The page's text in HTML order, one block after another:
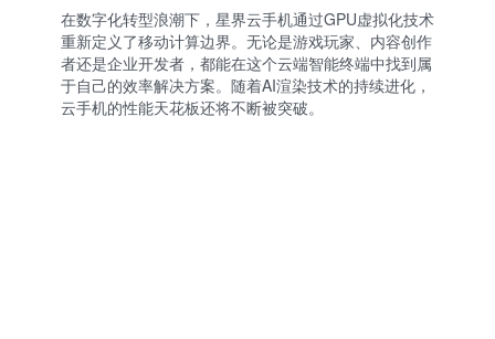
在数字化转型浪潮下，星界云手机通过GPU虚拟化技术
重新定义了移动计算边界。无论是游戏玩家、内容创作
者还是企业开发者，都能在这个云端智能终端中找到属
于自己的效率解决方案。随着AI渲染技术的持续进化，
云手机的性能天花板还将不断被突破。